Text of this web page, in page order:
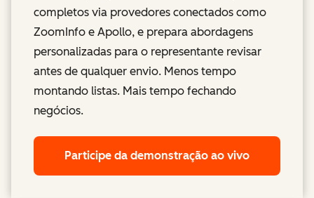
completos via provedores conectados como
ZoomInfo e Apollo, e prepara abordagens
personalizadas para o representante revisar
antes de qualquer envio. Menos tempo
montando listas. Mais tempo fechando
negócios.
Participe da demonstração ao vivo